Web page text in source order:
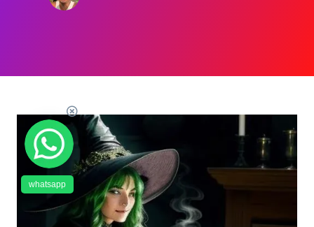
whatsapp